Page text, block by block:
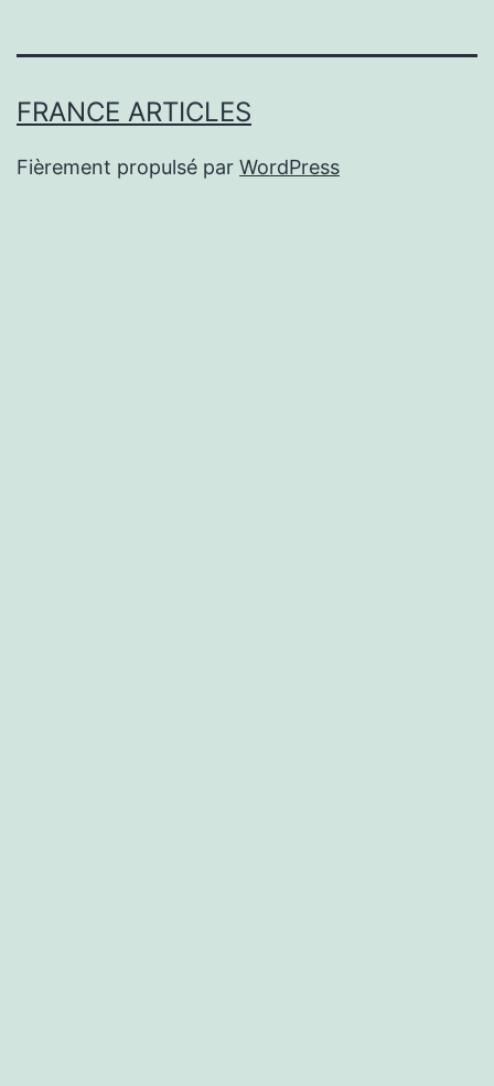
FRANCE ARTICLES
Fièrement propulsé par WordPress